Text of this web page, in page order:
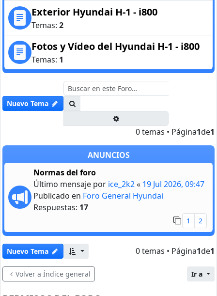
Exterior Hyundai H-1 - i800
Temas: 2
Fotos y Vídeo del Hyundai H-1 - i800
Temas: 1
Nuevo Tema
0 temas • Página1de1
ANUNCIOS
Normas del foro
Último mensaje por ice_2k2« 19 Jul 2026, 09:47
Publicado en Foro General Hyundai
Respuestas: 17
1 2
Nuevo Tema 0 temas • Página1de1
Volver a Índice general Ir a